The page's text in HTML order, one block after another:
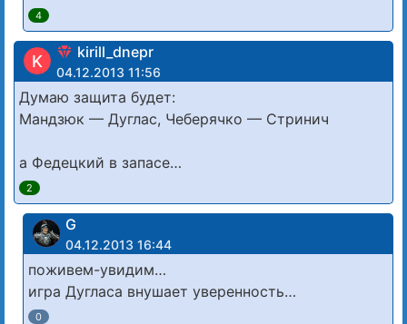
4
K kirill_dnepr
04.12.2013 11:56
Думаю защита будет:
Мандзюк — Дуглас, Чеберячко — Стринич
а Федецкий в запасе…
2
G
04.12.2013 16:44
поживем-увидим…
игра Дугласа внушает уверенность…
0